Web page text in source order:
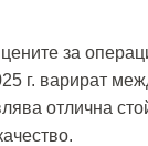
за
г. варират
отлична